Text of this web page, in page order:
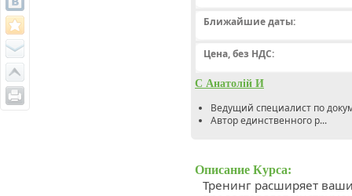
Ближайшие даты:
Цена, без НДС:
С Анатолій И
Ведущий специалист по
Автор единственного р...
Описание Курса:
Тренинг расширяет